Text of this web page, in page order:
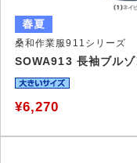
桑和作業服911シリーズ
SOWA913 長袖ブルゾ
¥6,270